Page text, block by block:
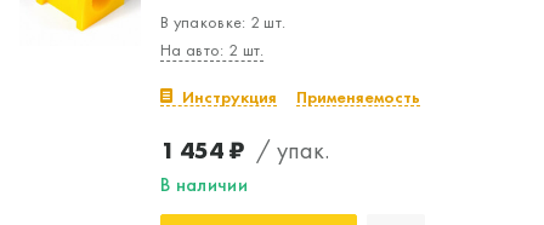
В упаковке: 2 шт.
На авто: 2 шт.
Инструкция Применяемость
1 454 ₽ / упак.
В наличии